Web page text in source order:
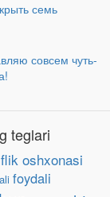
семь
совсем чуть-
teglari
oshxonasi
foydali